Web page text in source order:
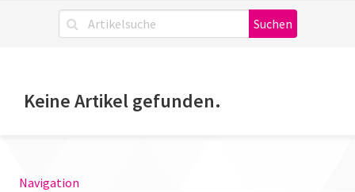
Keine Artikel gefunden.
Navigation